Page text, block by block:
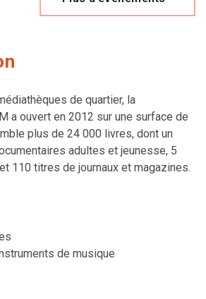
de quartier, la
a ouvert en 2012 sur une surface de
plus de 24 000 livres, dont un
adultes et jeunesse, 5
110 titres de journaux et magazines.
de musique